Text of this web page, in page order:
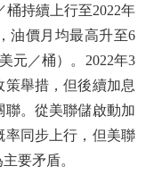
桶持續上行至2022年
油價月均最高升至6
元／桶）。2022年3
策舉措，但後續加息
。從美聯儲啟動加
率同步上行，但美聯
要矛盾。